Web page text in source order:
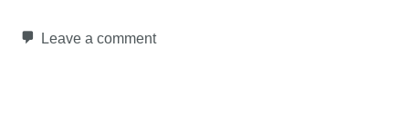
Leave a comment